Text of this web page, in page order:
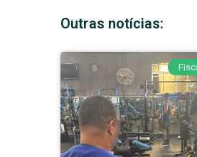
Outras notícias: